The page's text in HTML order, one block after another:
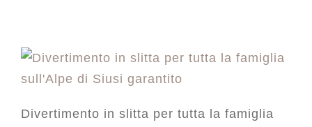
Divertimento in slitta per tutta la famiglia